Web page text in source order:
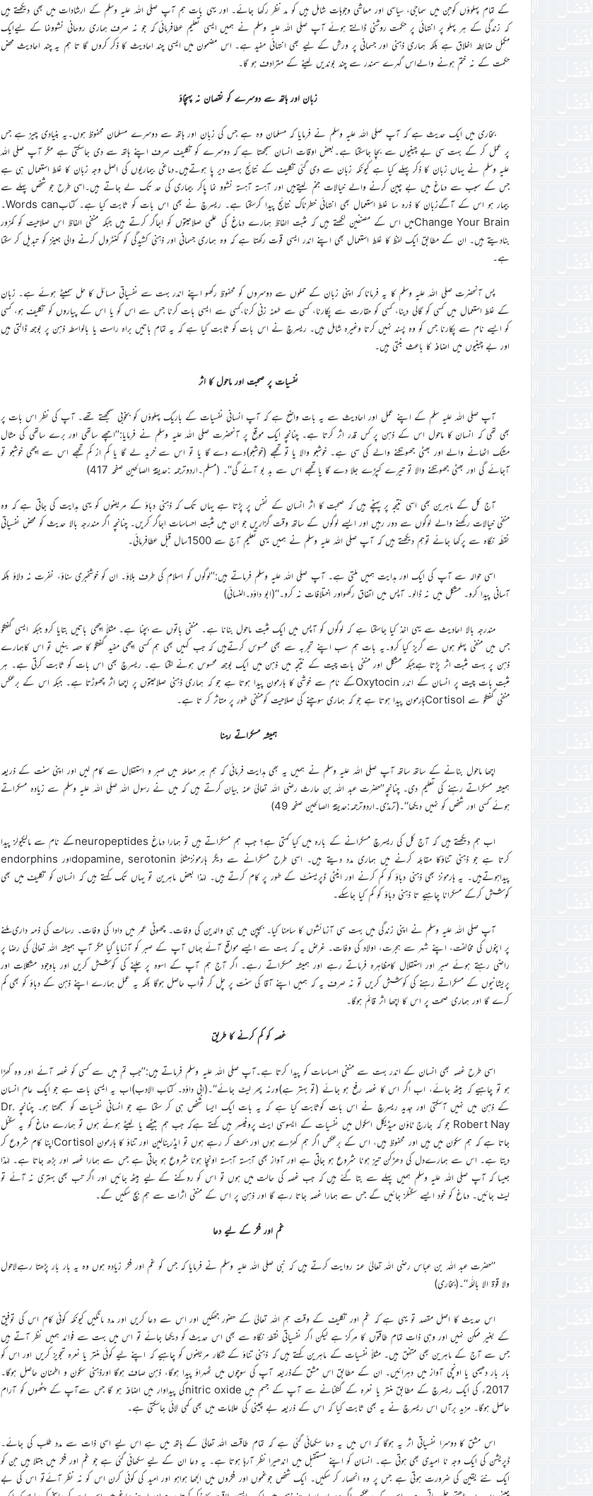
کے تمام پہلوؤں کوجن میں سماجی، سیاسی اور معاشی وجوہات شامل ہیں کو مد نظر رکھا جائے۔ اور یہی بات ہم آپ صلی اللہ علیہ وسلم کے ارشادات میں بھی دیکھتے ہیں
کہ زندگی کے ہر پہلو پر انتہائی پر حکمت روشنی ڈالتے ہوئے آپ صلی اللہ علیہ وسلم نے ہمیں ایسی تعلیم عطافرمائی کہ جو نہ صرف ہماری روحانی نشوونما کے لیےایک
مکمل ضابطہ اخلاق ہے بلکہ ہماری ذہنی اور جسمانی پر ورش کے لیے بھی انتہائی مفید ہے۔ اس مضمون میں ایسی چند احادیث کا ذکر کروں گا تا ہم یہ چند احادیث محض
حکمت کے نہ ختم ہونے والےاس گہرے سمندر سے چند بوندیں لینے کے مترادف ہو گا۔
زبان اور ہاتھ سے دوسرے کو نقصان نہ پہنچاؤ
بخاری میں ایک حدیث ہے کہ آپ صلی اللہ علیہ وسلم نے فرمایا کہ مسلمان وہ ہے جس کی زبان اور ہاتھ سے دوسرے مسلمان محفوظ ہوں۔یہ بنیادی چیز ہے جس
پر عمل کر کے بہت سی بے چینیوں سے بچا جاسکتا ہے۔بعض اوقات انسان سمجھتا ہے کہ دوسرے کو تکلیف صرف اپنے ہاتھ سے دی جاسکتی ہے مگر آپ صلی اللہ
علیہ وسلم نے یہاں زبان کا ذکر پہلے کیا ہے کیونکہ زبان سے دی گئی تکلیف کے نتائج بہت دیر پا ہوتےہیں۔دماغی بیماریوں کی اصل وجہ زبان کا غلط استعمال ہی ہے
جس کے سبب سے دماغ میں بے چین کرنے والے خیالات جنم لیتےہیں اور آہستہ آہستہ نشوو نما پاکر بیماری کی حد تک لے جاتے ہیں۔اسی طرح جو شخص پہلے سے
بیمار ہو اس کے آگےزبان کا ذرہ سا غلط استعمال بھی انتہائی خطرناک نتائج پیدا کرسکتا ہے۔ ریسرچ نے بھی اس بات کو ثابت کیا ہے۔ کتابWords can۔
Change Your Brainمیں اس کے مصنفین لکھتے ہیں کہ مثبت الفاظ ہمارے دماغ کی علمی صلاحیتوں کو اجاگر کرتے ہیں جبکہ منفی الفاظ اس صلاحیت کو کمزور
بنادیتے ہیں۔ ان کے مطابق ایک لفظ کا غلط استعمال بھی اپنے اندر ایسی قوت رکھتا ہے کہ وہ ہماری جسمانی اور ذہنی کشیدگی کو کنٹرول کرنے والی جینز کو تبدیل کر سکتا
ہے۔
پس آنحضرت صلی اللہ علیہ وسلم کا یہ فرمانا کہ اپنی زبان کے حملوں سے دوسروں کو محفوظ رکھو اپنے اندر بہت سے نفسیاتی مسائل کا حل سمیٹے ہوئے ہے۔ زبان
کے غلط استعمال میں کسی کو گالی دینا، کسی کو حقارت سے پکارنا، کسی سے طعنہ زنی کرنا،کسی سے ایسی بات کرنا جس سے اس کو یا اس کے پیاروں کو تکلیف ہو، کسی
کو ایسے نام سے پکارنا جس کو وہ پسند نہیں کرتا وغیرہ شامل ہیں۔ ریسرچ نے اس بات کو ثابت کیا ہے کہ یہ تمام باتیں براہ راست یا بالواسطہ ذہن پر بوجھ ڈالتی ہیں
اور بے چینیوں میں اضافہ کا باعث بنتی ہیں۔
نفسیات پر صحبت اور ماحول کا اثر
آپ صلی اللہ علیہ سلم کے اپنے عمل اور احادیث سے یہ بات واضح ہے کہ آپ انسانی نفسیات کے باریک پہلوؤں کو بخوبی سمجھتے تھے۔ آپ کی نظر اس بات پر
بھی تھی کہ انسان کا ماحول اس کے ذہن پر کس قدر اثر کرتا ہے۔ چنانچہ ایک موقع پر آنحضرت صلی اللہ علیہ وسلم نے فرمایا:’’اچھے ساتھی اور برے ساتھی کی مثال
مشک اٹھانے والے اور بھٹی جھونکنے والے کی سی ہے۔ خوشبو والا یا تو تجھے (خوشبو)دے دے گا یا تو اس سے خرید لے گا یا کم از کم تجھے اس سے اچھی خوشبو تو
آجائے گی اور بھٹی جھونکنے والا تو تیرے کپڑے جلا دے گا یا تجھے اس سے بد بو آئے گی‘‘۔ (مسلم۔اردوترجمہ :حدیقۃ الصالحین صفحہ 417)
آج کل کے ماہرین بھی اسی نتیجہ پر پہنچے ہیں کہ صحبت کا اثر انسان کے نفس پر پڑتا ہے یہاں تک کہ ذہنی دباؤ کے مریضوں کو یہی ہدایت کی جاتی ہے کہ وہ
منفی خیالات رکھنے والے لوگوں سے دور رہیں اور ایسے لوگوں کے ساتھ وقت گزاریں جو ان میں مثبت احساسات اجاگر کریں۔ چنانچہ اگر مندرجہ بالا حدیث کو محض نفسیاتی
نقطٔہ نگاہ سے پرکھا جائے توہم دیکھتے ہیں کہ آپ صلی اللہ علیہ وسلم نے ہمیں یہی تعلیم آج سے 1500سال قبل عطافرمائی۔
اسی حوالہ سے آپ کی ایک اور ہدایت ہمیں ملتی ہے۔ آپ صلی اللہ علیہ وسلم فرماتے ہیں:’’لوگوں کو اسلام کی طرف بلاؤ۔ ان کو خوشخبری سناؤ، نفرت نہ دلاؤ بلکہ
آسانی پیدا کرو۔ مشکل میں نہ ڈالو۔ آپس میں اتفاق رکھواور اختلافات نہ کرو۔‘‘(ابو داؤد۔النسائی)
مندرجہ بالا احادیث سے یہی اخذ کیا جاسکتا ہے کہ لوگوں کو آپس میں ایک مثبت ماحول بنانا ہے۔ منفی باتوں سے بچنا ہے۔ مثلاً اچھی باتیں بتایا کرو جبکہ ایسی گفتگو
جس میں منفی پہلو ہوں سے گریز کیا کرو۔یہ بات ہم سب اپنے تجربہ سے بھی محسوس کرتےہیں کہ جب کہیں بھی ہم کسی اچھی مفید گفتگو کا حصہ بنیں تو اس کاہمارے
ذہن پر بہت مثبت اثر پڑتا ہےجبکہ مشکل اور منفی بات چیت کے نتیجہ میں ذہن میں ایک بوجھ محسوس ہونے لگتا ہے۔ ریسرچ بھی اس بات کو ثابت کرتی ہے۔ ہر
مثبت بات چیت پر انسان کے اندر Oxytocinکے نام سے خوشی کا ہارمون پیدا ہوتا ہے جو کہ ہماری ذہنی صلاحیتوں پر اچھا اثر چھوڑتا ہے۔ جبکہ اس کے برعکس
منفی گفتگو سے Cortisolہارمون پیدا ہوتا ہے جو کہ ہماری سوچنے کی صلاحیت کومنفی طور پر متاثر کر تا ہے۔
ہمیشہ مسکراتے رہنا
اچھا ماحول بنانے کے ساتھ ساتھ آپ صلی اللہ علیہ وسلم نے ہمیں یہ بھی ہدایت فرمائی کہ ہم ہر معاملہ میں صبر و استقلال سے کام لیں اور اپنی سنت کے ذریعہ
ہمیشہ مسکراتے رہنے کی تعلیم دی۔ چنانچہ’’حضرت عبد اللہ بن حارث رضی اللہ تعالیٰ عنہ بیان کرتے ہیں کہ میں نے رسول اللہ صلی اللہ علیہ وسلم سے زیادہ مسکراتے
ہوئے کسی اور شخص کو نہیں دیکھا‘‘۔(ترمذی۔اردوترجمہ:حدیقۃ الصالحین صفحہ 49)
اب ہم دیکھتے ہیں کہ آج کل کی ریسرچ مسکرانے کے بارہ میں کیا کہتی ہے؟ جب ہم مسکراتے ہیں تو ہمارا دماغ neuropeptidesکے نام سے مالیکیولز پیدا
کرتا ہے جو ذہنی تناؤکا مقابلہ کرنے میں ہماری مدد دیتے ہیں۔ اسی طرح مسکرانے سے دیگر ہارمونزمثلاً dopamine, serotoninاور endorphins
پیداہوتےہیں۔ یہ ہارمونز بھی ذہنی دباؤ کو کم کرنے اور اینٹی ڈپریسنٹ کے طور پر کام کرتے ہیں۔ لہٰذا بعض ماہرین تو یہاں تک کہتے ہیں کہ انسان کو تکلیف میں بھی
کوشش کرکے مسکرانا چاہیے تا ذہنی دباؤ کو کم کیا جاسکے۔
آپ صلی اللہ علیہ وسلم نے اپنی زندگی میں بہت سی آزمائشوں کا سامنا کیا۔ بچپن میں ہی والدین کی وفات۔ چھوٹی عمر میں دادا کی وفات۔ رسالت کی ذمہ داری ملنے
پر اپنوں کی مخالفت، اپنے شہر سے ہجرت، اولاد کی وفات۔ غرض یہ کہ بہت سے ایسے مواقع آئے جہاں آپ کے صبر کو آزمایا گیا مگر آپ ہمیشہ اللہ تعالیٰ کی رضا پر
راضی رہتے ہوئے صبر اور استقلال کامظاہرہ فرماتے رہے اور ہمیشہ مسکراتے رہے۔ اگر آج ہم آپ کے اسوہ پر چلنے کی کوشش کریں اور باوجود مشکلات اور
پریشانیوں کے مسکراتے رہنے کی کوشش کریں تو نہ صرف یہ کہ ہمیں اپنے آقا کی سنت پر چل کر ثواب حاصل ہوگا بلکہ یہ عمل ہمارے اپنے ذہن کے دباؤ کو بھی کم
کرے گا اور ہماری صحت پر اس کا اچھا اثر قائم ہوگا۔
غصہ کو کم کرنے کا طریق
اسی طرح غصہ بھی انسان کے اندر بہت سے منفی احساسات کو پیدا کرتا ہے۔آپ صلی اللہ علیہ وسلم فرماتے ہیں:’’جب تم میں سے کسی کو غصہ آئے اور وہ کھڑا
ہو تو چاہیے کہ بیٹھ جائے، اب اگر اس کا غصہ رفع ہو جائے (تو بہتر ہے)ورنہ پھر لیٹ جائے‘‘۔(ابی داؤد۔ کتاب الادب)اب یہ ایسی بات ہے جو ایک عام انسان
کے ذہن میں نہیں آسکتی اور جدید ریسرچ نے اس بات کوثابت کیا ہے کہ یہ بات ایک ایسا شخص ہی کر سکتا ہے جو انسانی نفسیات کو سمجھتا ہو۔ چنانچہ Dr.
Robert Nay جو کہ جارج ٹاؤن میڈیکل اسکول میں نفسیات کے ایسوسی ایٹ پروفیسر ہیں کہتے ہےکہ جب ہم بیٹھے یا لیٹے ہوئے ہوں تو ہمارے دماغ کو یہ سگنل
جاتا ہے کہ ہم سکون میں ہیں اور محفوظ ہیں، اس کے برعکس اگر ہم کھڑے ہوں اور بحث کر رہے ہوں تو ایڈرینالین اور تناؤ کا ہارمون Cortisolاپنا کام شروع کر
دیتا ہے۔ اس سے ہمارےدل کی دھڑکن تیز ہونا شروع ہو جاتی ہے اور آواز بھی آہستہ آہستہ اونچا ہونا شروع ہو جاتی ہے جس سے ہمارا غصہ اور بڑھ جاتا ہے۔ لہٰذا
جیسا کہ آپ صلی اللہ علیہ وسلم ہمیں پہلے سے بتا گئے ہیں کہ جب غصہ کی حالت میں ہوں تو اس کو روکنے کے لیے بیٹھ جائیں اور اگر تب بھی بہتری نہ آئے تو
لیٹ جائیں۔ دماغ کو خود ایسے سگنلز جائیں گے جس سے ہمارا غصہ جاتا رہے گا اور ذہن پر اس کے منفی اثرات سے ہم بچ سکیں گے۔
غم اور فکر کے لیے دعا
’’حضرت عبد اللہ بن عباس رضی اللہ تعالیٰ عنہ روایت کرتے ہیں کہ نبی صلی اللہ علیہ وسلم نے فرمایا کہ جس کو غم اور فکر زیادہ ہوں وہ یہ بار بار پڑھتا رہےلاحول
ولا قوۃ الا باللّٰہ‘‘۔(بخاری)
اس حدیث کا اصل مقصد تو یہی ہے کہ غم اور تکلیف کے وقت ہم اللہ تعالیٰ کے حضور جھکیں اور اس سے دعا کریں اور مدد مانگیں کیونکہ کوئی کام اس کی توفیق
کے بغیر ممکن نہیں اور وہی ذات تمام طاقتوں کا مرکز ہے لیکن اگر نفسیاتی نقطۂ نگاہ سے بھی اس حدیث کو دیکھا جائے تو اس میں بہت سے فوائد ہمیں نظر آتے ہیں
جس سے آج کے ماہرین بھی متفق ہیں۔ مثلاً نفسیات کے ماہرین کہتے ہیں کہ ذہنی تناؤ کے شکار مریضوں کو چاہیے کہ اپنے لیے کوئی منتر یا نعرہ تجویز کریں اور اس کو
بار بار دھیمی یا اونچی آواز میں دہرائیں۔ ان کے مطابق اس مشق کےذریعہ آپ کی سوچوں میں ٹھہراؤ پیدا ہوگا، ذہن صاف ہوگا اورذہنی سکون و اطمنان حاصل ہوگا۔
2017ء کی ایک ریسرچ کے مطابق منتر یا نعرہ کے گنگنانے سے آپ کے جسم میں nitric oxideکی پیداوار میں اضافہ ہو گا جس سےآپ کے پٹھوں کو آرام
حاصل ہوگا۔ مزید برآں اس ریسرچ نے یہ بھی ثابت کیا کہ اس کے ذریعہ بے چینی کی علامات میں بھی کمی لائی جاسکتی ہے۔
اس مشق کا دوسرا نفسیاتی اثر یہ ہوگا کہ اس میں یہ دعا سکھائی گئی ہے کہ تمام طاقت اللہ تعالیٰ کے ہاتھ میں ہے اس لیے اسی ذات سے مدد طلب کی جائے۔
ڈپریشن کی ایک وجہ نا امیدی بھی ہوتی ہے۔ انسان کو اپنے مستقبل میں اندھیرا نظر آرہا ہوتا ہے۔ یہ دعا ان کے لیے سکھائی گئی ہے جو غم اور فکر میں مبتلا ہیں جن کو
ایک نئے یقین کی ضرورت ہوتی ہے جس پر وہ انحصار کر سکیں۔ ایک شخص جوغموں اور فکروں میں الجھا ہواہو اور امید کی کوئی کرن اس کو نہ نظر آئےتو اس کی بے